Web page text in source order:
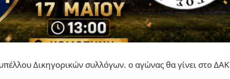
Δικηγορικών συλλόγων. ο αγώνας θα γίνει στο ΔΑΚ